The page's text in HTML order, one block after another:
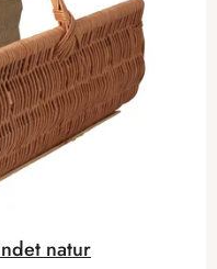
natur